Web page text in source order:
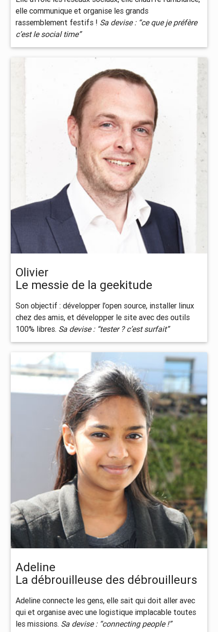
elle communique et organise les grands
rassemblement festifs ! Sa devise : “ce que je préfère
c’est le social time”
Olivier
Le messie de la geekitude
Son objectif : développer l’open source, installer linux
chez des amis, et développer le site avec des outils
100% libres. Sa devise : “tester ? c’est surfait”
Adeline
La débrouilleuse des débrouilleurs
Adeline connecte les gens, elle sait qui doit aller avec
qui et organise avec une logistique implacable toutes
les missions. Sa devise : “connecting people !”